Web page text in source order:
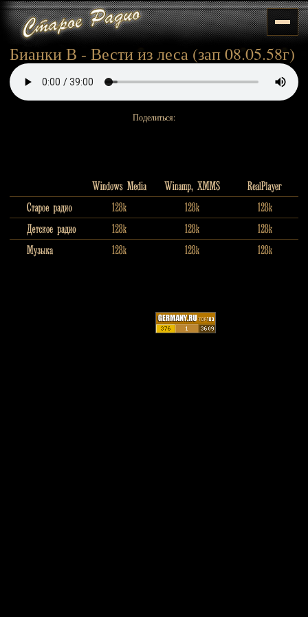
Бианки В - Вести из леса (зап 08.05.58г)
Поделиться: